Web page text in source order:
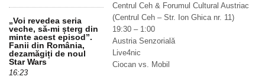
Centrul Ceh & Forumul Cultural Austriac
(Centrul Ceh – Str. Ion Ghica nr. 11)
19:30 – 1:00
Austria Senzorială
Live4nic
Ciocan vs. Mobil
„Voi revedea seria
veche, să-mi șterg din
minte acest episod”.
Fanii din România,
dezamăgiți de noul
Star Wars
16:23